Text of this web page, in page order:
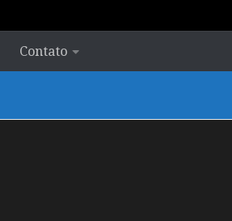
Contato